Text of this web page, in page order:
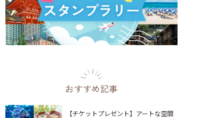
おすすめ記事
【チケットプレゼント】アートな空間